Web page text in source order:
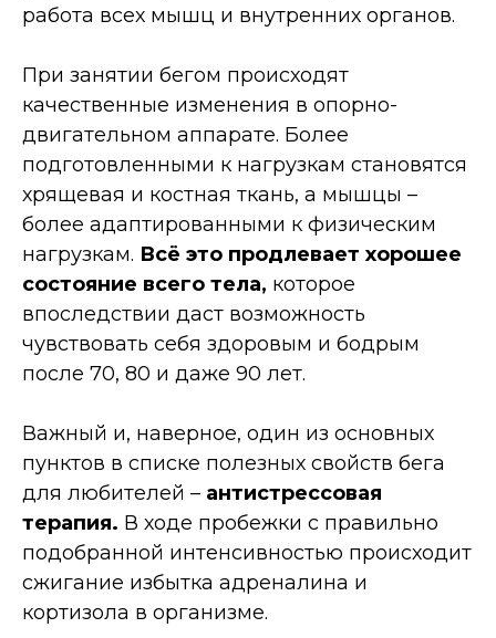
работа всех мышц и внутренних органов.
При занятии бегом происходят
качественные изменения в опорно-
двигательном аппарате. Более
подготовленными к нагрузкам становятся
хрящевая и костная ткань, а мышцы –
более адаптированными к физическим
нагрузкам. Всё это продлевает хорошее
состояние всего тела, которое
впоследствии даст возможность
чувствовать себя здоровым и бодрым
после 70, 80 и даже 90 лет.
Важный и, наверное, один из основных
пунктов в списке полезных свойств бега
для любителей – антистрессовая
терапия. В ходе пробежки с правильно
подобранной интенсивностью происходит
сжигание избытка адреналина и
кортизола в организме.